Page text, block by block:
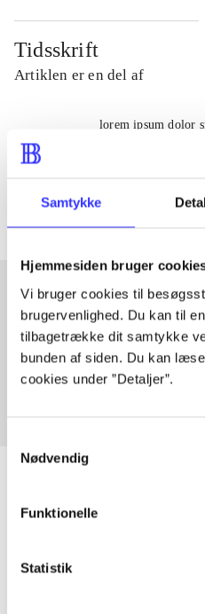
Samtykke
Hjemmesiden bruger
Vi bruger cookies til
brugervenlighed. Du kan til
tilbagetrække dit samtykke
bunden af siden. Du kan
cookies under ”Detaljer”.
Nødvendig
Funktionelle
Statistik
Tidsskrift
Artiklen er en del af
lorem ipsum dolor
Artikler med samme
Fra